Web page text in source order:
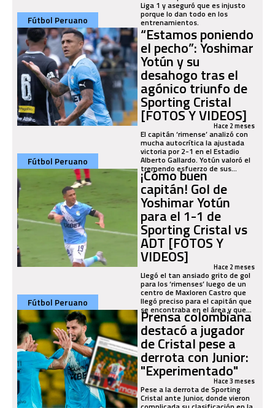
Liga 1 y aseguró que es injusto
porque lo dan todo en los
entrenamientos.
Fútbol Peruano
“Estamos poniendo
el pecho”: Yoshimar
Yotún y su
desahogo tras el
agónico triunfo de
Sporting Cristal
[FOTOS Y VIDEOS]
Hace 2 meses
El capitán ‘rimense’ analizó con
mucha autocrítica la ajustada
victoria por 2-1 en el Estadio
Alberto Gallardo. Yotún valoró el
tremendo esfuerzo de sus...
Fútbol Peruano
¡Cómo buen
capitán! Gol de
Yoshimar Yotún
para el 1-1 de
Sporting Cristal vs
ADT [FOTOS Y
VIDEOS] Hace 2 meses
Llegó el tan ansiado grito de gol
para los ‘rimenses’ luego de un
centro de Maxloren Castro que
llegó preciso para el capitán que
se encontraba en el área y que...
Fútbol Peruano
Prensa colombiana
destacó a jugador
de Cristal pese a
derrota con Junior:
"Experimentado"
Hace 3 meses
Pese a la derrota de Sporting
Cristal ante Junior, donde vieron